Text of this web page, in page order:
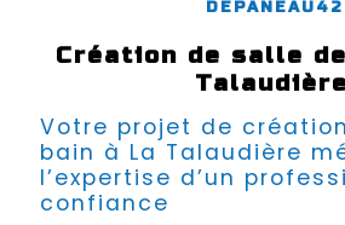
DEPANEAU42
création de salle de bain à La
Talaudière
Votre projet de création de salle de
bain à La Talaudière
l’expertise d’un
confiance